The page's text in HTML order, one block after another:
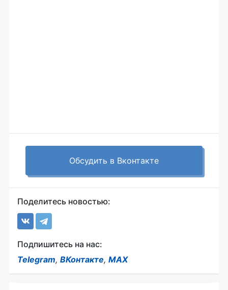
Обсудить в Вконтакте
Поделитесь новостью:
Подпишитесь на нас:
Telegram, ВКонтакте, MAX